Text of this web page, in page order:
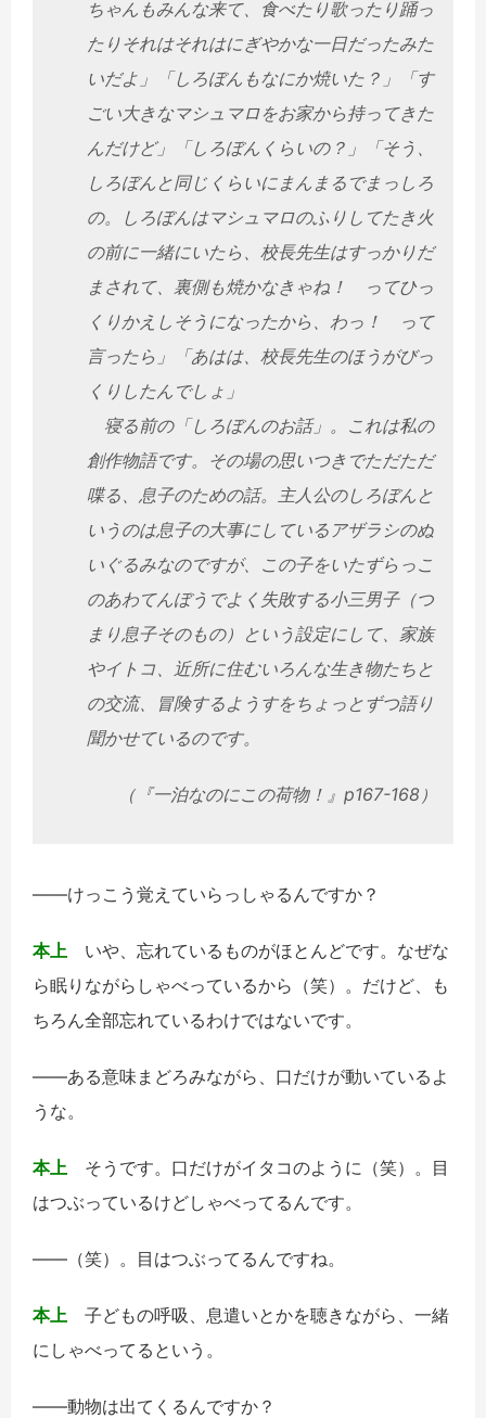
ちゃんもみんな来て、食べたり歌ったり踊っ
たりそれはそれはにぎやかな一日だったみた
いだよ」「しろぼんもなにか焼いた？」「す
ごい大きなマシュマロをお家から持ってきた
んだけど」「しろぼんくらいの？」「そう、
しろぼんと同じくらいにまんまるでまっしろ
の。しろぼんはマシュマロのふりしてたき火
の前に一緒にいたら、校長先生はすっかりだ
まされて、裏側も焼かなきゃね！ ってひっ
くりかえしそうになったから、わっ！ って
言ったら」「あはは、校長先生のほうがびっ
くりしたんでしょ」
寝る前の「しろぼんのお話」。これは私の
創作物語です。その場の思いつきでただただ
喋る、息子のための話。主人公のしろぼんと
いうのは息子の大事にしているアザラシのぬ
いぐるみなのですが、この子をいたずらっこ
のあわてんぼうでよく失敗する小三男子（つ
まり息子そのもの）という設定にして、家族
やイトコ、近所に住むいろんな生き物たちと
の交流、冒険するようすをちょっとずつ語り
聞かせているのです。
（『一泊なのにこの荷物！』p167-168）
――けっこう覚えていらっしゃるんですか？
本上 いや、忘れているものがほとんどです。なぜな
ら眠りながらしゃべっているから（笑）。だけど、も
ちろん全部忘れているわけではないです。
――ある意味まどろみながら、口だけが動いているよ
うな。
本上 そうです。口だけがイタコのように（笑）。目
はつぶっているけどしゃべってるんです。
――（笑）。目はつぶってるんですね。
本上 子どもの呼吸、息遣いとかを聴きながら、一緒
にしゃべってるという。
――動物は出てくるんですか？